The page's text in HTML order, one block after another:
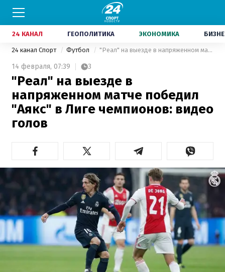
24 КАНАЛ ГЕОПОЛИТИКА ЭКОНОМИКА
24 канал Спорт Футбол "Реал" на выезде в напряженном матче победил "Аякс" в Лиге чемпионов: видео голов
14 февраля, 07:39 3
"Реал" на выезде в
напряженном матче победил
"Аякс" в Лиге чемпионов: видео
голов